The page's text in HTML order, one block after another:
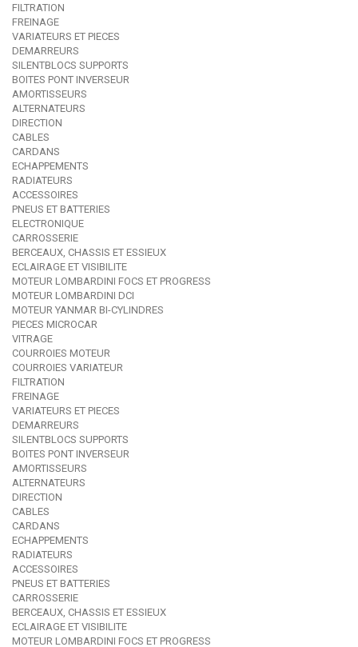
FILTRATION
FREINAGE
VARIATEURS ET PIECES
DEMARREURS
SILENTBLOCS SUPPORTS
BOITES PONT INVERSEUR
AMORTISSEURS
ALTERNATEURS
DIRECTION
CABLES
CARDANS
ECHAPPEMENTS
RADIATEURS
ACCESSOIRES
PNEUS ET BATTERIES
ELECTRONIQUE
CARROSSERIE
BERCEAUX, CHASSIS ET ESSIEUX
ECLAIRAGE ET VISIBILITE
MOTEUR LOMBARDINI FOCS ET PROGRESS
MOTEUR LOMBARDINI DCI
MOTEUR YANMAR BI-CYLINDRES
PIECES MICROCAR
VITRAGE
COURROIES MOTEUR
COURROIES VARIATEUR
FILTRATION
FREINAGE
VARIATEURS ET PIECES
DEMARREURS
SILENTBLOCS SUPPORTS
BOITES PONT INVERSEUR
AMORTISSEURS
ALTERNATEURS
DIRECTION
CABLES
CARDANS
ECHAPPEMENTS
RADIATEURS
ACCESSOIRES
PNEUS ET BATTERIES
CARROSSERIE
BERCEAUX, CHASSIS ET ESSIEUX
ECLAIRAGE ET VISIBILITE
MOTEUR LOMBARDINI FOCS ET PROGRESS